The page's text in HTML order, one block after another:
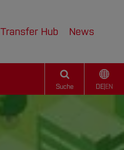
Transfer Hub News
Suche DE| EN